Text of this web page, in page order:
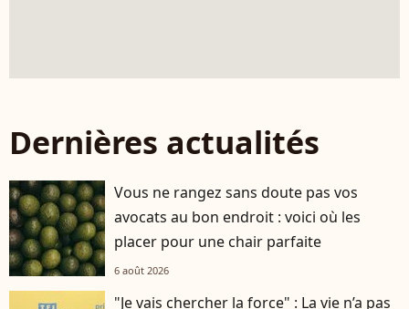
Dernières actualités
Vous ne rangez sans doute pas vos
avocats au bon endroit : voici où les
placer pour une chair parfaite
6 août 2026
"Je vais chercher la force" : La vie n’a pas